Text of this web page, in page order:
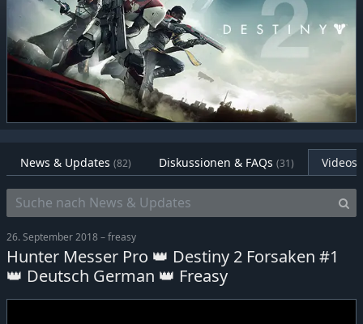
News & Updates (82) Diskussionen & FAQs (31) Videos
26. September 2018 – freasy
Hunter Messer Pro 👑 Destiny 2 Forsaken #1
👑 Deutsch German 👑 Freasy